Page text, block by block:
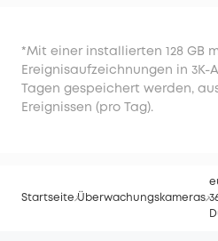
*Mit einer installierten 128 GB
Ereignisaufzeichnungen in 3K-
Tagen gespeichert werden,
Ereignissen (pro Tag).
Startseite Überwachungskameras